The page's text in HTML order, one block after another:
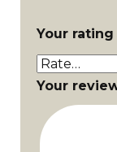
Your rating
Your